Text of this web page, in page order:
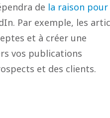
de la raison pour
Par exemple, les
et à créer une
vos publications
et des clients.